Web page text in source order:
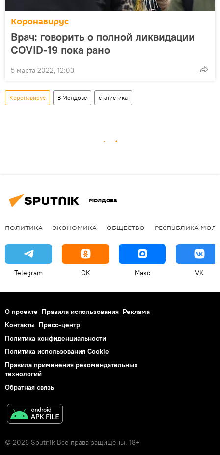
Коронавирус
Врач: говорить о полной ликвидации
COVID-19 пока рано
5 марта 2022, 12:03
Коронавирус В Молдове статистика
Молдова
ПОЛИТИКА ЭКОНОМИКА ОБЩЕСТВО РЕСПУБЛИКА
Telegram OK Макс VK
О проекте Правила использования Реклама
Контакты Пресс-центр
Политика конфиденциальности
Политика использования Cookie
Правила применения рекомендательных
технологий
Обратная связь
© 2026 Sputnik Все права защищены. 18+